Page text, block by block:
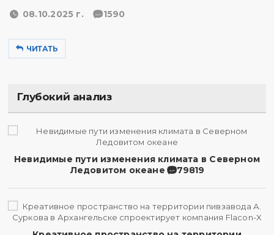
08.10.2025 г. 1590
ЧИТАТЬ
Глубокий анализ
Невидимые пути изменения климата в Северном
Ледовитом океане
79819